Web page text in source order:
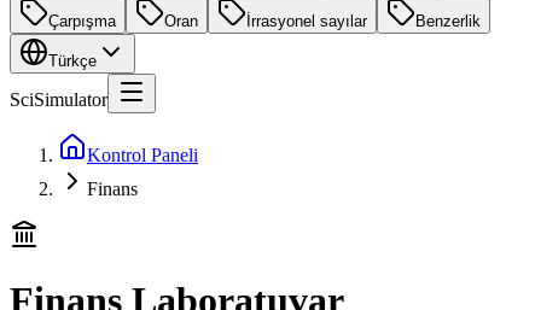
Çarpışma Oran İrrasyonel sayılar Benzerlik
Türkçe
SciSimulator
Kontrol Paneli
Finans
Finans Laboratuvar